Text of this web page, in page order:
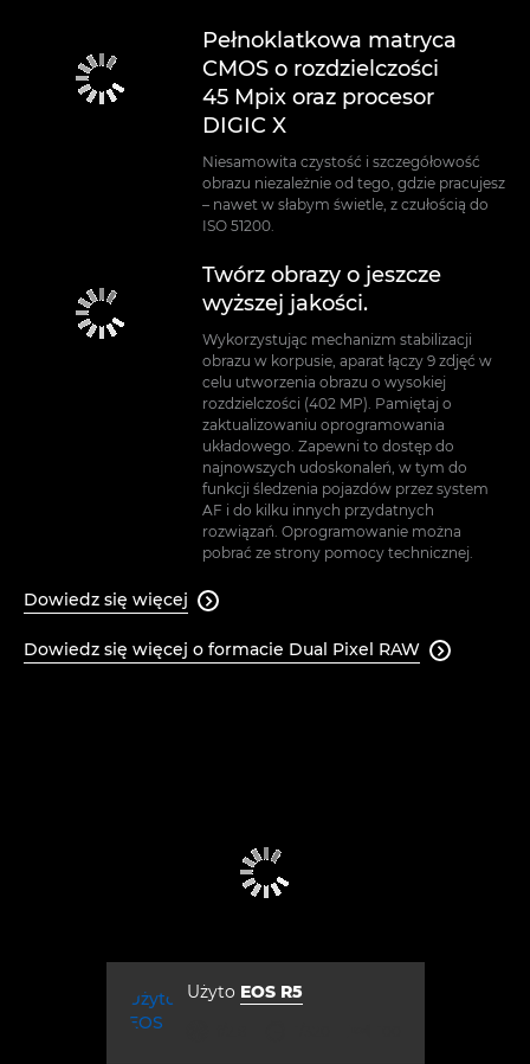
Użyto EOS R5
Pełnoklatkowa matryca
CMOS o rozdzielczości
45 Mpix oraz procesor
DIGIC X
Niesamowita czystość i szczegółowość
obrazu niezależnie od tego, gdzie pracujesz
– nawet w słabym świetle, z czułością do
ISO 51200.
Twórz obrazy o jeszcze
wyższej jakości.
Wykorzystując mechanizm stabilizacji
obrazu w korpusie, aparat łączy 9 zdjęć w
celu utworzenia obrazu o wysokiej
rozdzielczości (402 MP). Pamiętaj o
zaktualizowaniu oprogramowania
układowego. Zapewni to dostęp do
najnowszych udoskonaleń, w tym do
funkcji śledzenia pojazdów przez system
AF i do kilku innych przydatnych
rozwiązań. Oprogramowanie można
pobrać ze strony pomocy technicznej.
Dowiedz się więcej 
Dowiedz się więcej o formacie Dual Pixel RAW 